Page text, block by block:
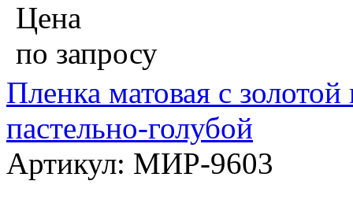
Цена
по запросу
Пленка матовая с
пастельно-голубой
Артикул: МИР-9603